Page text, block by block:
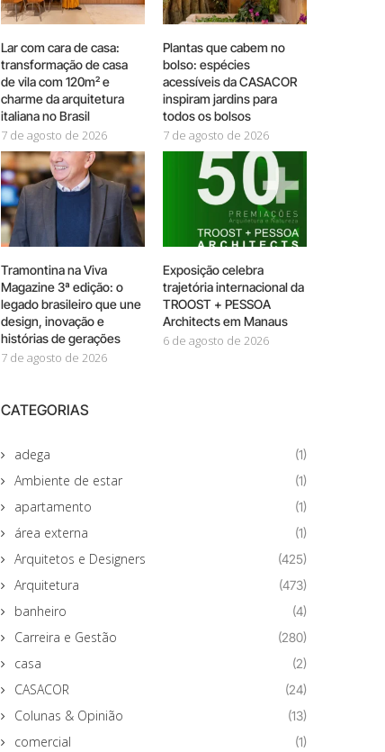
Lar com cara de casa:
transformação de casa
de vila com 120m² e
charme da arquitetura
italiana no Brasil
7 de agosto de 2026
Plantas que cabem no
bolso: espécies
acessíveis da CASACOR
inspiram jardins para
todos os bolsos
7 de agosto de 2026
Tramontina na Viva
Magazine 3ª edição: o
legado brasileiro que une
design, inovação e
histórias de gerações
7 de agosto de 2026
Exposição celebra
trajetória internacional da
TROOST + PESSOA
Architects em Manaus
6 de agosto de 2026
CATEGORIAS
adega (1)
Ambiente de estar (1)
apartamento (1)
área externa (1)
Arquitetos e Designers (425)
Arquitetura (473)
banheiro (4)
Carreira e Gestão (280)
casa (2)
CASACOR (24)
Colunas & Opinião (13)
comercial (1)